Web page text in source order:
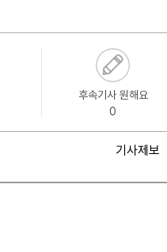
후속기사 원해요
0
기사제보